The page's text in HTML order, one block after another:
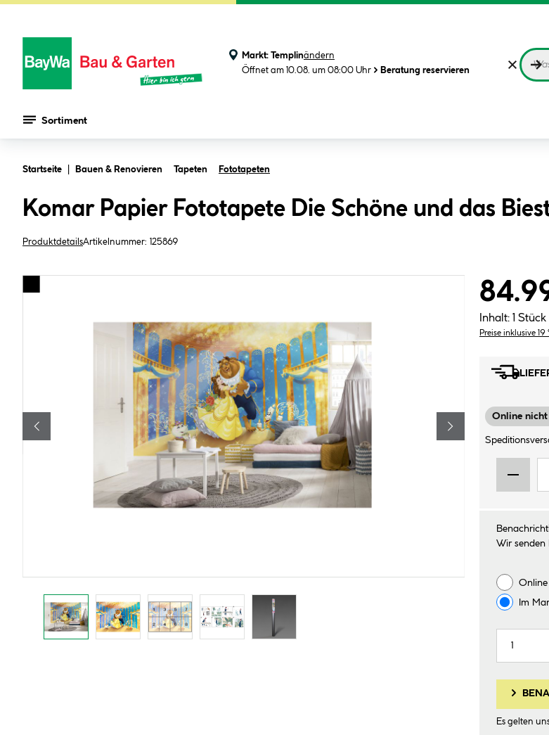
Markt: Templinändern
Öffnet am 10.08. um 08:00 Uhr
Beratung reservieren
Sortiment
Startseite Bauen & Renovieren Tapeten Fototapeten
Komar Papier Fototapete Die Schöne und das
ProduktdetailsArtikelnummer: 125869
Inhalt: 1 Stück
Preise inklusive
Online
Wir senden
Im
Es gelten